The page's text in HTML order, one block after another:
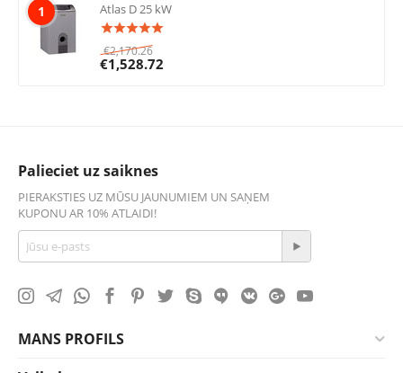
1 Atlas D 25 kW
€2,170.26
€1,528.72
Palieciet uz saiknes
PIERAKSTIES UZ MŪSU JAUNUMIEM UN SAŅEM
KUPONU AR 10% ATLAIDI!
MANS PROFILS